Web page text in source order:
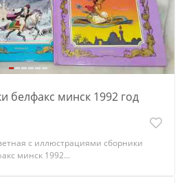
белфакс минск 1992 год
с иллюстрациями сборники
минск 1992...